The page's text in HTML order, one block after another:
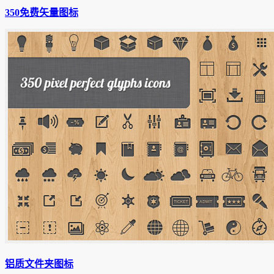
350免费矢量图标
铝质文件夹图标